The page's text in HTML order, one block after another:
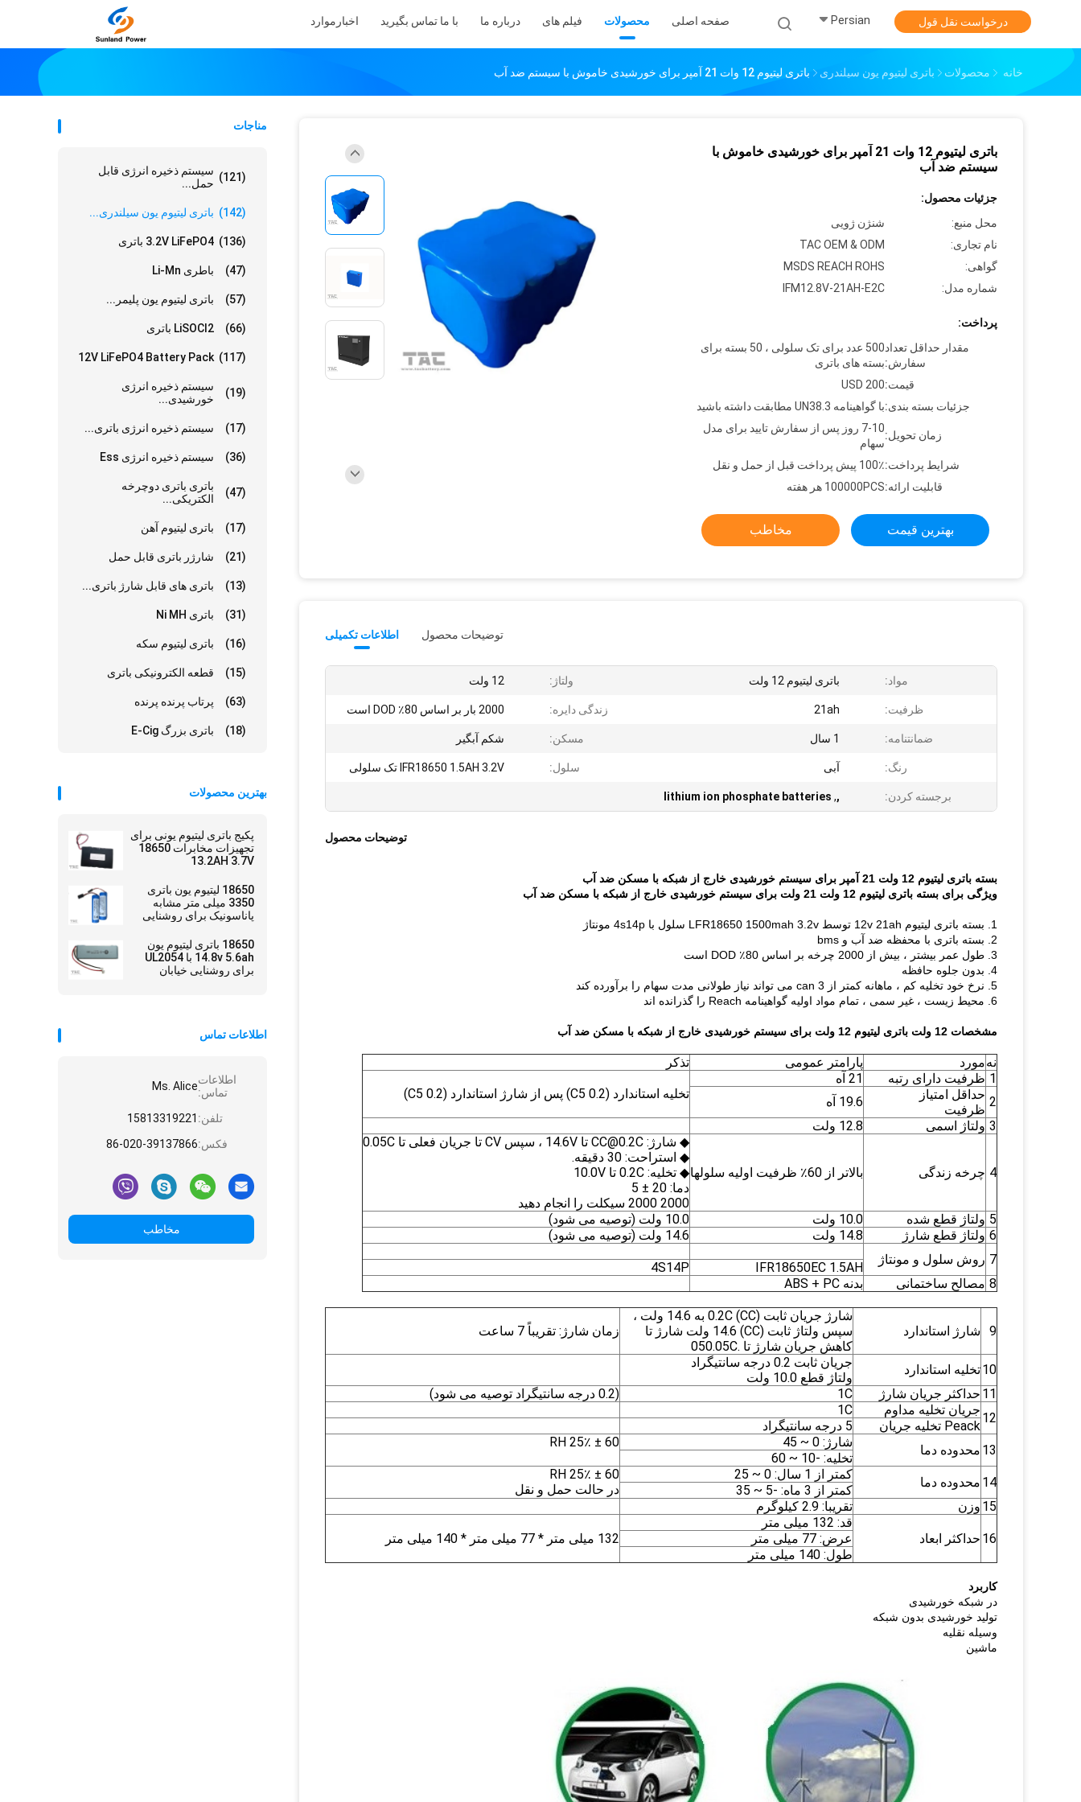
صفحه اصلی محصولات فیلم های درباره ما با ما تماس بگیرید اخبار موارد Persian درخواست نقل قول
خانه محصولات باتری لیتیوم یون سیلندری باتری لیتیوم 12 وات 21 آمپر برای خورشیدی خاموش با سیستم ضد آب
مناجات
سیستم ذخیره انرژی قابل
حمل...
(121)
باتری لیتیوم یون سیلندری... (142)
3.2V LiFePO4 باتری (136)
باطری Li-Mn (47)
باتری لیتیوم یون پلیمر... (57)
LiSOCl2 باتری (66)
12V LiFePO4 Battery Pack (117)
سیستم ذخیره انرژی
خورشیدی...
(19)
سیستم ذخیره انرژی باتری... (17)
سیستم ذخیره انرژی Ess (36)
باتری باتری دوچرخه
الکتریکی...
(47)
باتری لیتیوم آهن (17)
شارژر باتری قابل حمل (21)
باتری های قابل شارژ باتری... (13)
باتری Ni MH (31)
باتری لیتیوم سکه (16)
قطعه الکترونیکی باتری (15)
پرتاب پرنده پرنده (63)
باتری بزرگ E-Cig (18)
بهترین محصولات
پکیج باتری لیتیوم یونی برای
تجهیزات مخابرات 18650
13.2AH 3.7V
18650 لیتیوم یون باتری
3350 میلی متر مشابه
پاناسونیک برای روشنایی
18650 باتری لیتیوم یون
14.8v 5.6ah با UL2054
برای روشنایی خیابان
اطلاعات تماس
اطلاعات
تماس:Ms. Alice
تلفن: 15813319221
فکس:86-020-39137866
مخاطب
باتری لیتیوم 12 وات 21 آمپر برای خورشیدی خاموش با
سیستم ضد آب
جزئیات محصول:
محل منبع:
شنژن ژویی
نام تجاری:
TAC OEM & ODM
گواهی:
MSDS REACH ROHS
شماره مدل:
IFM12.8V-21AH-E2C
پرداخت:
مقدار حداقل تعداد
سفارش:
500 عدد برای تک سلولی ، 50 بسته برای
بسته های باتری
قیمت:USD 200
جزئیات بسته بندی:با گواهینامه UN38.3 مطابقت داشته باشید
زمان تحویل:
7-10 روز پس از سفارش تایید برای مدل
سهام
شرایط پرداخت:100٪ پیش پرداخت قبل از حمل و نقل
قابلیت ارائه:100000PCS هر هفته
بهترین قیمت مخاطب
اطلاعات تکمیلی توضیحات محصول
مواد: باتری لیتیوم 12 ولت ولتاژ: 12 ولت
ظرفیت: 21ah زندگی دایره: 2000 بار بر اساس 80٪ DOD است
ضمانتنامه: 1 سال مسکن: شکم آبگیر
رنگ: آبی سلول: IFR18650 1.5AH 3.2V تک سلولی
برجسته کردن: ,
,
lithium ion phosphate batteries
توضیحات محصول
بسته باتری لیتیوم 12 ولت 21 آمپر برای سیستم خورشیدی خارج از شبکه با مسکن ضد آب
ویژگی برای بسته باتری لیتیوم 12 ولت 21 ولت برای سیستم خورشیدی خارج از شبکه با مسکن ضد آب
1. بسته باتری لیتیوم 12v 21ah توسط LFR18650 1500mah 3.2v سلول با 4s14p مونتاژ
2. بسته باتری با محفظه ضد آب و bms
3. طول عمر بیشتر ، بیش از 2000 چرخه بر اساس 80٪ DOD است
4. بدون جلوه حافظه
5. نرخ خود تخلیه کم ، ماهانه کمتر از 3 can می تواند نیاز طولانی مدت سهام را برآورده کند
6. محیط زیست ، غیر سمی ، تمام مواد اولیه گواهینامه Reach را گذرانده اند
مشخصات 12 ولت باتری لیتیوم 12 ولت برای سیستم خورشیدی خارج از شبکه با مسکن ضد آب
نهمورد پارامتر عمومی
تذکر
1 ظرفیت دارای رتبه
21 آه
تخلیه استاندارد (0.2 C5) پس از شارژ استاندارد (0.2 C5)
2 حداقل امتیاز
ظرفیت
19.6 آه
3 ولتاژ اسمی 12.8 ولت
4 چرخه زندگی بالاتر از 60٪ ظرفیت اولیه سلولها
◆ شارژ: CC@0.2C تا 14.6V ، سپس CV تا جریان فعلی تا 0.05C
◆ استراحت: 30 دقیقه.
◆ تخلیه: 0.2C تا 10.0V
دما: 20 ± 5
2000 2000 سیکلت را انجام دهید
5 ولتاژ قطع شده 10.0 ولت
10.0 ولت (توصیه می شود)
6 ولتاژ قطع شارژ 14.8 ولت
14.6 ولت (توصیه می شود)
7 روش سلول و مونتاژ
IFR18650EC 1.5AH
4S14P
8 مصالح ساختمانی بدنه ABS + PC
9 شارژ استاندارد
شارژ جریان ثابت 0.2C (CC) به 14.6 ولت ،
سپس ولتاژ ثابت (CC) 14.6 ولت شارژ تا
کاهش جریان شارژ تا .050.05C
زمان شارژ: تقریباً 7 ساعت
10تخلیه استاندارد
جریان ثابت 0.2 درجه سانتیگراد
ولتاژ قطع 10.0 ولت
11 حداکثر جریان شارژ 1C
(0.2 درجه سانتیگراد توصیه می شود)
12
جریان تخلیه مداوم
1C
Peack تخلیه جریان
5 درجه سانتیگراد
13 محدوده دما
شارژ: 0 ~ 45
60 ± 25٪ RH
تخلیه: -10 ~ 60
14 محدوده دما
کمتر از 1 سال: 0 ~ 25
60 ± 25٪ RH
در حالت حمل و نقل
کمتر از 3 ماه: -5 ~ 35
15 وزن تقریبا: 2.9 کیلوگرم
16 حداکثر ابعاد
قد: 132 میلی متر
132 میلی متر * 77 میلی متر * 140 میلی متر
عرض: 77 میلی متر
طول: 140 میلی متر
کاربرد
در شبکه خورشیدی
تولید خورشیدی بدون شبکه
وسیله نقلیه
ماشین